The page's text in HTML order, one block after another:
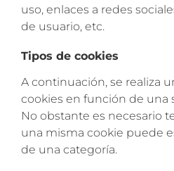
uso, enlaces a redes
de usuario, etc.
Tipos de cookies
A continuación, se realiza
cookies en función de una
No obstante es necesario
una misma cookie puede
de una categoría.